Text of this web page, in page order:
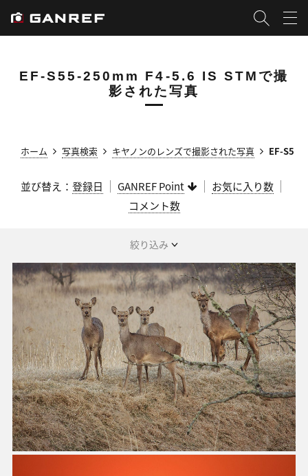
EF-S55-250mm F4-5.6 IS STMで撮
影された写真
ホーム 写真検索 キヤノンのレンズで撮影された写真 EF-S55-
並び替え： 登録日 GANREF Point
お気に入り数
コメント数
絞り込み